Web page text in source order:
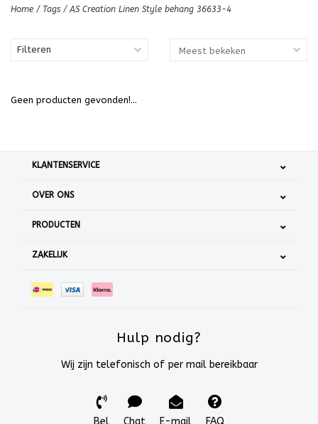
Home / Tags / AS Creation Linen Style behang 36633-4
Filteren
Geen producten gevonden!...
KLANTENSERVICE
OVER ONS
PRODUCTEN
ZAKELIJK
Hulp nodig?
Wij zijn telefonisch of per mail bereikbaar
Bel Chat E-mail FAQ